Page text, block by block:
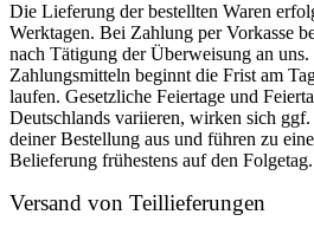
Die Lieferung der bestellten Waren
Werktagen. Bei Zahlung per Vorkasse
nach Tätigung der Überweisung an uns.
Zahlungsmitteln beginnt die Frist am
laufen. Gesetzliche Feiertage und
Deutschlands variieren, wirken sich
deiner Bestellung aus und führen zu
Belieferung frühestens auf den Folgetag.
Versand von Teillieferungen